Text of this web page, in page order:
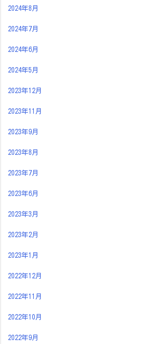
2024年8月
2024年7月
2024年6月
2024年5月
2023年12月
2023年11月
2023年9月
2023年8月
2023年7月
2023年6月
2023年3月
2023年2月
2023年1月
2022年12月
2022年11月
2022年10月
2022年9月